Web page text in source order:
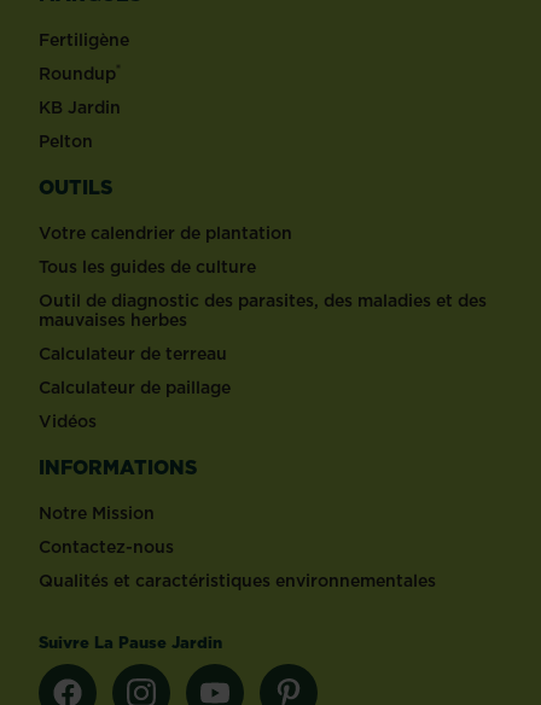
Fertiligène
Roundup®
KB Jardin
Pelton
OUTILS
Votre calendrier de plantation
Tous les guides de culture
Outil de diagnostic des parasites, des maladies et des
mauvaises herbes
Calculateur de terreau
Calculateur de paillage
Vidéos
INFORMATIONS
Notre Mission
Contactez-nous
Qualités et caractéristiques environnementales
Suivre La Pause Jardin